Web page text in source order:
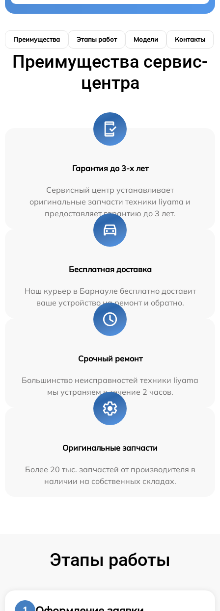
Преимущества Этапы работ Модели Контакты
Преимущества сервис-
центра
Гарантия до 3-х лет
Сервисный центр устанавливает
оригинальные запчасти техники Iiyama и
предоставляет гарантию до 3 лет.
Бесплатная доставка
Наш курьер в Барнауле бесплатно доставит
ваше устройство на ремонт и обратно.
Срочный ремонт
Большинство неисправностей техники Iiyama
мы устраняем в течение 2 часов.
Оригинальные запчасти
Более 20 тыс. запчастей от производителя в
наличии на собственных складах.
Этапы работы